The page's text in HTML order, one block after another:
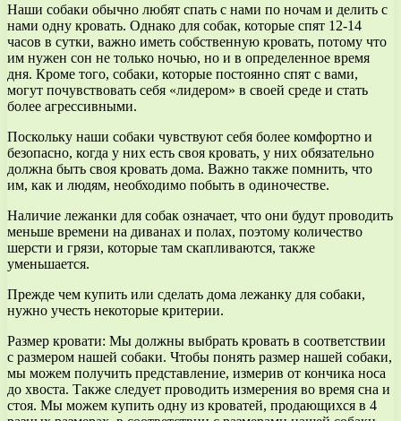
Наши собаки обычно любят спать с нами по ночам и делить с
нами одну кровать. Однако для собак, которые спят 12-14
часов в сутки, важно иметь собственную кровать, потому что
им нужен сон не только ночью, но и в определенное время
дня. Кроме того, собаки, которые постоянно спят с вами,
могут почувствовать себя «лидером» в своей среде и стать
более агрессивными.
Поскольку наши собаки чувствуют себя более комфортно и
безопасно, когда у них есть своя кровать, у них обязательно
должна быть своя кровать дома. Важно также помнить, что
им, как и людям, необходимо побыть в одиночестве.
Наличие лежанки для собак означает, что они будут проводить
меньше времени на диванах и полах, поэтому количество
шерсти и грязи, которые там скапливаются, также
уменьшается.
Прежде чем купить или сделать дома лежанку для собаки,
нужно учесть некоторые критерии.
Размер кровати: Мы должны выбрать кровать в соответствии
с размером нашей собаки. Чтобы понять размер нашей собаки,
мы можем получить представление, измерив от кончика носа
до хвоста. Также следует проводить измерения во время сна и
стоя. Мы можем купить одну из кроватей, продающихся в 4